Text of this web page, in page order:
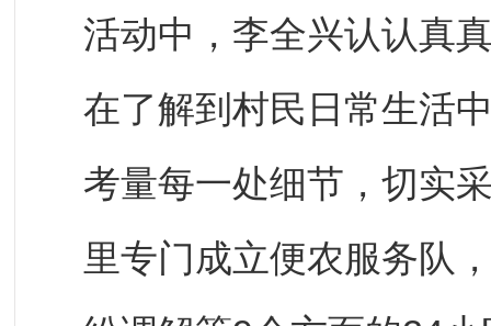
活动中，李全兴认认真
在了解到村民日常生活
考量每一处细节，切实
里专门成立便农服务队